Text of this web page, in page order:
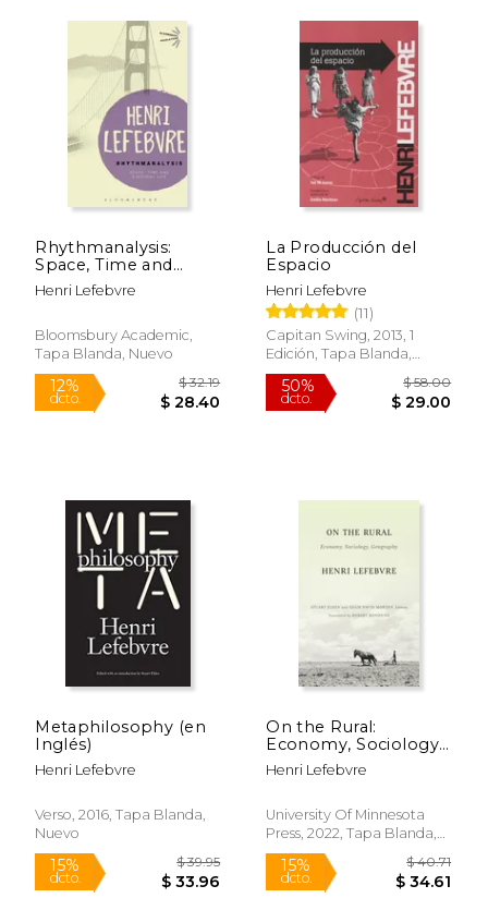
50% 15%
dcto.
Rhythmanalysis:
Space, Time and
Everyday Life
(Bloomsbury
Inglés)
Henri Lefebvre
Bloomsbury Academic,
Tapa Blanda, Nuevo
12%
dcto.
La Producción del
Espacio
Henri Lefebvre
(11)
Capitan Swing, 2013, 1
Edición, Tapa Blanda,
Nuevo
dcto.
Metaphilosophy (en
Inglés)
Henri Lefebvre
Verso, 2016, Tapa Blanda,
Nuevo
On the Rural:
Economy, Sociology,
Geography (en
Inglés)
Henri Lefebvre
University Of Minnesota
Press, 2022, Tapa Blanda,
Nuevo